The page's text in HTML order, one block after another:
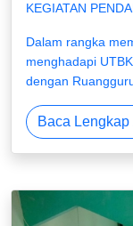
KEGIATAN
Dalam rangka
menghadapi
dengan
Baca Lengkap